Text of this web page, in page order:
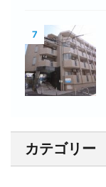
7
カテゴリー